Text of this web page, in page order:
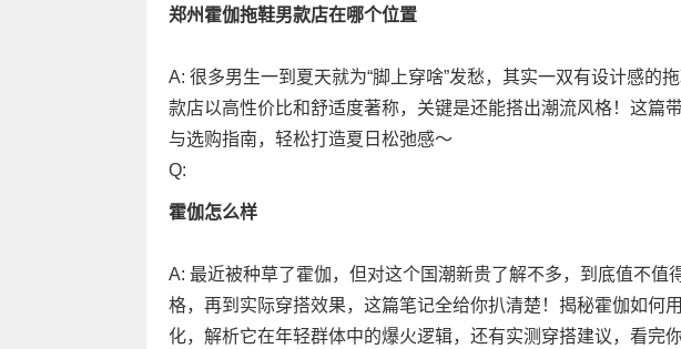
郑州霍伽拖鞋男款店在哪个位置
A: 很多男生一到夏天就为“脚上穿啥”发愁，其实一双有设计感的
款店以高性价比和舒适度著称，关键是还能搭出潮流风格！这篇
与选购指南，轻松打造夏日松弛感～
Q:
霍伽怎么样
A: 最近被种草了霍伽，但对这个国潮新贵了解不多，到底值不值
格，再到实际穿搭效果，这篇笔记全给你扒清楚！揭秘霍伽如何
化，解析它在年轻群体中的爆火逻辑，还有实测穿搭建议，看完